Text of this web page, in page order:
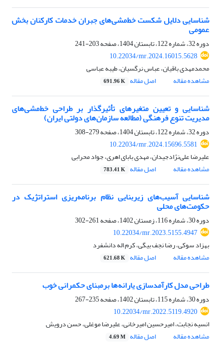
شناسایی دلایل شکست خط‌مشی‌های جبران خدمات کارکنان بخش
عمومی
دوره 32، شماره 122، تابستان 1404، صفحه
203-241
10.22034/mr.2024.16015.5628
محمدمهدی باقیان، عباس نرگسیان، طیبه عباسی
مشاهده مقاله
اصل مقاله 691.96 K
شناسایی و تعیین متغیرهای تأثیرگذار بر طراحی خط‌مشی‌های
مدیریت تنوع فرهنگی (مطالعه سازمان‌های دولتی ایران)
دوره 32، شماره 122، تابستان 1404، صفحه
279-308
10.22034/mr.2024.15696.5581
علیرضا علی‌نژادجیدان، مهدی بابای اهری، جواد محرابی
مشاهده مقاله
اصل مقاله 783.41 K
شناسایی آسیب‌های زیربنایی نظام برنامه‌ریزی استراتژیک در
حکومت‌های محلی
دوره 30، شماره 116، زمستان 1402، صفحه
261-302
10.22034/mr.2023.5155.4947
بهزاد سوکی، رضا نجف بیگی، کرم اله دانشفرد
مشاهده مقاله
اصل مقاله 621.68 K
طراحی مدل کارآمدسازی یارانه‌ها بر‌مبنای حکمرانی خوب
دوره 30، شماره 115، تابستان 1402، صفحه
235-267
10.22034/mr.2022.5119.4920
انسیه نجابت، امیرحسین امیرخانی، علیرضا موغلی، حسن درویش
مشاهده مقاله
اصل مقاله 4.69 M